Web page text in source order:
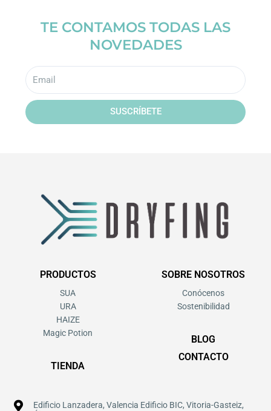
TE CONTAMOS TODAS LAS
NOVEDADES
Email
SUSCRÍBETE
PRODUCTOS
SUA
URA
HAIZE
Magic Potion
TIENDA
SOBRE NOSOTROS
Conócenos
Sostenibilidad
BLOG
CONTACTO
Edificio Lanzadera, Valencia Edificio BIC, Vitoria-Gasteiz,